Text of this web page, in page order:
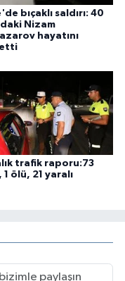
bıçaklı saldırı: 40
Nizam
hayatını
trafik raporu:73
1 ölü, 21 yaralı